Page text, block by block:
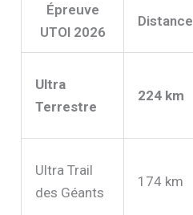
Épreuve
UTOI 2026
Distance
Ultra
Terrestre
224 km
Ultra Trail
des Géants
174 km